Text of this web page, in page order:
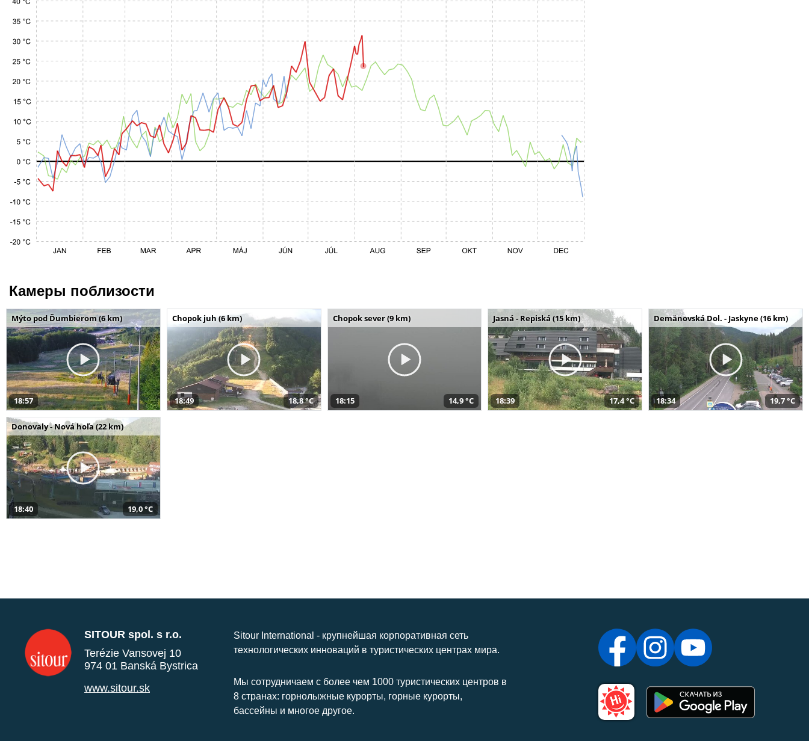
Камеры поблизости
Mýto pod Ďumbierom (6 km)
18:57
Chopok juh (6 km)
18:49 18,8 °C
Chopok sever (9 km)
18:15 14,9 °C
Jasná - Repiská (15 km)
18:39 17,4 °C
Demänovská Dol. - Jaskyne (16 km)
18:34 19,7 °C
Donovaly - Nová hoľa (22 km)
18:40 19,0 °C
SITOUR spol. s r.o.
Terézie Vansovej 10
974 01 Banská Bystrica
www.sitour.sk
Sitour International - крупнейшая корпоративная сеть
технологических инноваций в туристических центрах мира.
Мы сотрудничаем с более чем 1000 туристических центров в
8 странах: горнолыжные курорты, горные курорты,
бассейны и многое другое.